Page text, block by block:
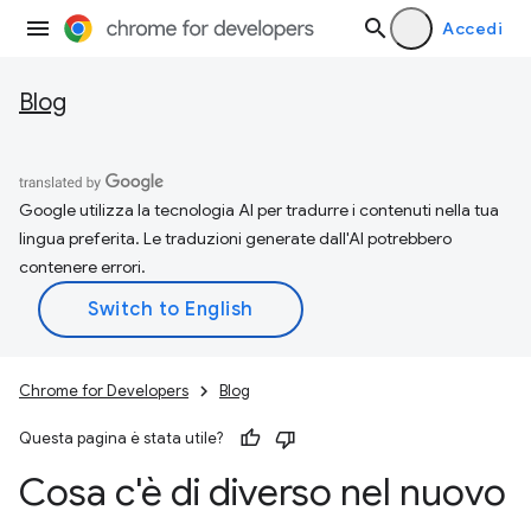
Accedi
Blog
Google utilizza la tecnologia AI per tradurre i contenuti nella tua
lingua preferita. Le traduzioni generate dall'AI potrebbero
contenere errori.
Chrome for Developers Blog
Questa pagina è stata utile?
Cosa c'è di diverso nel nuovo